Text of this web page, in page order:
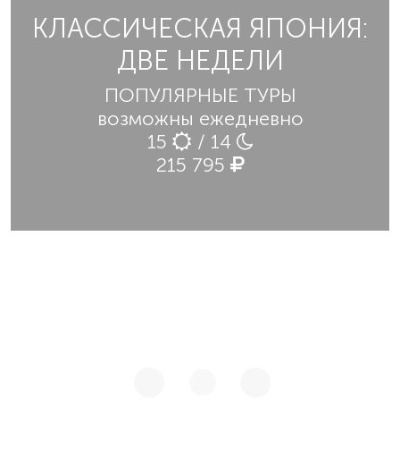
КЛАССИЧЕСКАЯ ЯПОНИЯ:
ДВЕ НЕДЕЛИ
ПОПУЛЯРНЫЕ ТУРЫ
возможны ежедневно
15
/ 14
215 795